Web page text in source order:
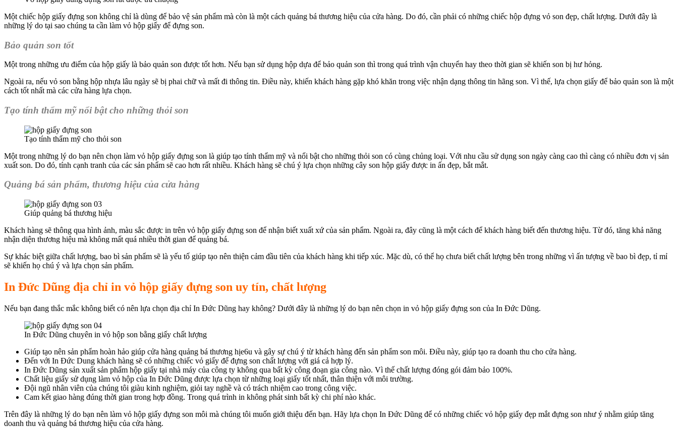
Một chiếc hộp giấy đựng son không chỉ là dùng để bảo vệ sản phẩm mà còn là một cách quảng bá thương hiệu của cửa hàng. Do đó, cần phải có những chiếc hộp đựng vỏ son đẹp, chất lượng. Dưới đây là
những lý do tại sao chúng ta cần làm vỏ hộp giấy để đựng son.
Bảo quản son tốt
Một trong những ưu điểm của hộp giấy là bảo quản son được tốt hơn. Nếu bạn sử dụng hộp dựa để bảo quản son thì trong quá trình vận chuyển hay theo thời gian sẽ khiến son bị hư hỏng.
Ngoài ra, nếu vỏ son bằng hộp nhựa lâu ngày sẽ bị phai chữ và mất đi thông tin. Điều này, khiến khách hàng gặp khó khăn trong việc nhận dạng thông tin hãng son. Vì thế, lựa chọn giấy để bảo quản son là một
cách tốt nhất mà các cửa hàng lựa chọn.
Tạo tính thẩm mỹ nổi bật cho những thỏi son
Tạo tính thẩm mỹ cho thỏi son
Một trong những lý do bạn nên chọn làm vỏ hộp giấy đựng son là giúp tạo tính thẩm mỹ và nổi bật cho những thỏi son có cùng chủng loại. Với nhu cầu sử dụng son ngày càng cao thì càng có nhiều đơn vị sản
xuất son. Do đó, tính cạnh tranh của các sản phẩm sẽ cao hơn rất nhiều. Khách hàng sẽ chú ý lựa chọn những cây son hộp giấy được in ấn đẹp, bắt mắt.
Quảng bá sản phẩm, thương hiệu của cửa hàng
Giúp quảng bá thương hiệu
Khách hàng sẽ thông qua hình ảnh, màu sắc được in trên vỏ hộp giấy đựng son để nhận biết xuất xứ của sản phẩm. Ngoài ra, đây cũng là một cách để khách hàng biết đến thương hiệu. Từ đó, tăng khả năng
nhận diện thương hiệu mà không mất quá nhiều thời gian để quảng bá.
Sự khác biệt giữa chất lượng, bao bì sản phẩm sẽ là yếu tố giúp tạo nên thiện cảm đầu tiên của khách hàng khi tiếp xúc. Mặc dù, có thể họ chưa biết chất lượng bên trong những vì ấn tượng về bao bì đẹp, tỉ mỉ
sẽ khiến họ chú ý và lựa chọn sản phẩm.
In Đức Dũng địa chỉ in vỏ hộp giấy đựng son uy tín, chất lượng
Nếu bạn đang thắc mắc không biết có nên lựa chọn địa chỉ In Đức Dũng hay không? Dưới đây là những lý do bạn nên chọn in vỏ hộp giấy đựng son của In Đức Dũng.
In Đức Dũng chuyên in vỏ hộp son bằng giấy chất lượng
Giúp tạo nên sản phẩm hoàn hảo giúp cửa hàng quảng bá thương hịe6u và gây sự chú ý từ khách hàng đến sản phẩm son môi. Điều này, giúp tạo ra doanh thu cho cửa hàng.
Đến với In Đức Dung khách hàng sẽ có những chiếc vỏ giấy để đựng son chất lượng với giá cả hợp lý.
In Đức Dũng sản xuất sản phẩm hộp giấy tại nhà máy của công ty không qua bất kỳ công đoạn gia công nào. Vì thế chất lượng đóng gói đảm bảo 100%.
Chất liệu giấy sử dụng làm vỏ hộp của In Đức Dũng được lựa chọn từ những loại giấy tốt nhất, thân thiện với môi trường.
Đội ngũ nhân viên của chúng tôi giàu kinh nghiệm, giỏi tay nghề và có trách nhiệm cao trong công việc.
Cam kết giao hàng đúng thời gian trong hợp đồng. Trong quá trình in không phát sinh bất kỳ chi phí nào khác.
Trên đây là những lý do bạn nên làm vỏ hộp giấy đựng son môi mà chúng tôi muốn giới thiệu đến bạn. Hãy lựa chọn In Đức Dũng để có những chiếc vỏ hộp giấy đẹp mắt đựng son như ý nhằm giúp tăng
doanh thu và quảng bá thương hiệu của cửa hàng.